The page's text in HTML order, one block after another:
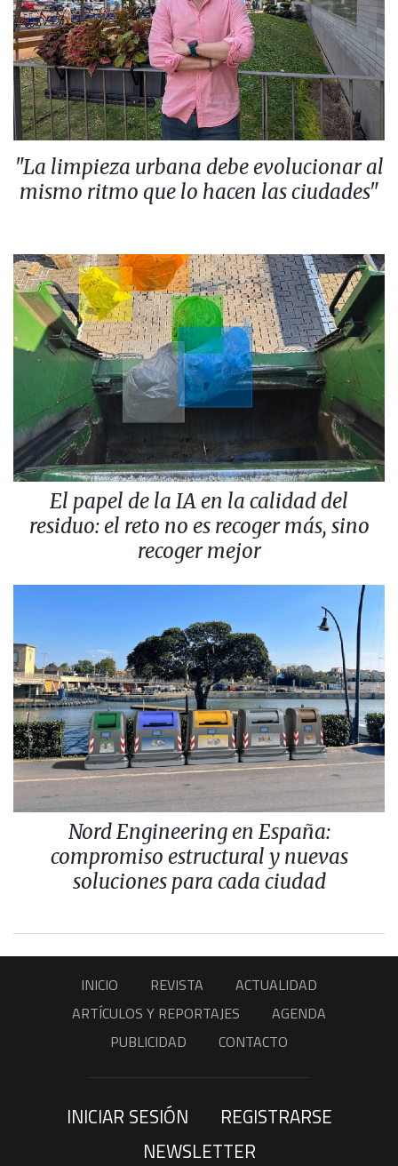
"La limpieza urbana debe evolucionar al
mismo ritmo que lo hacen las ciudades"
El papel de la IA en la calidad del
residuo: el reto no es recoger más, sino
recoger mejor
Nord Engineering en España:
compromiso estructural y nuevas
soluciones para cada ciudad
INICIO REVISTA
ACTUALIDAD
ARTÍCULOS Y REPORTAJES
AGENDA
PUBLICIDAD
CONTACTO
INICIAR SESIÓN
REGISTRARSE
NEWSLETTER